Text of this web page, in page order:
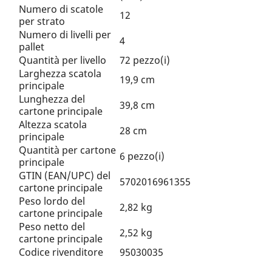
Numero di scatole
per strato
12
Numero di livelli per
pallet
4
Quantità per livello
72 pezzo(i)
Larghezza scatola
principale
19,9 cm
Lunghezza del
cartone principale
39,8 cm
Altezza scatola
principale
28 cm
Quantità per cartone
principale
6 pezzo(i)
GTIN (EAN/UPC) del
cartone principale
5702016961355
Peso lordo del
cartone principale
2,82 kg
Peso netto del
cartone principale
2,52 kg
Codice rivenditore
95030035